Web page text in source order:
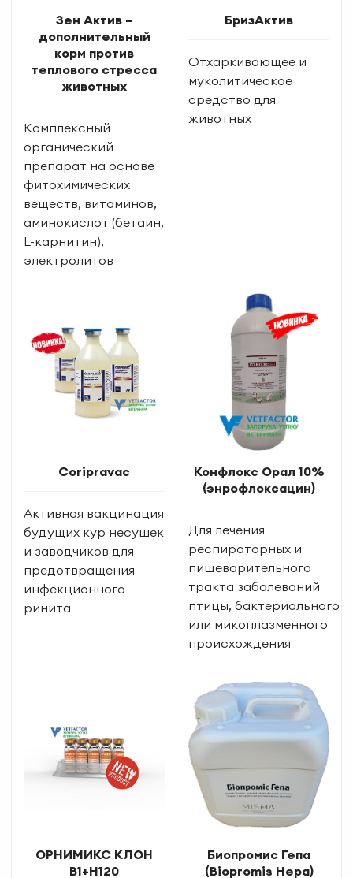
Зен Актив –
дополнительный
корм против
теплового стресса
животных
Комплексный
органический
препарат на основе
фитохимических
веществ, витаминов,
аминокислот (бетаин,
L-карнитин),
электролитов
БризАктив
Отхаркивающее и
муколитическое
средство для
животных
Coripravac
Активная вакцинация
будущих кур несушек
и заводчиков для
предотвращения
инфекционного
ринита
Конфлокс Орал 10%
(энрофлоксацин)
Для лечения
респираторных и
пищеварительного
тракта заболеваний
птицы, бактериального
или микоплазменного
происхождения
ОРНИМИКС КЛОН
B1+H120
Биопромис Гепа
(Biopromis Hepa)